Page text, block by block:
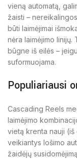
vieną automatą,
žaisti –
būti laimėjimai
nėra laimėjimo
būgne iš eilės –
suformuojama.
Populiariausi
Cascading Reels
laimėjimo
vietą krenta nauji (iš
veikiantys lošimo
žaidėjų